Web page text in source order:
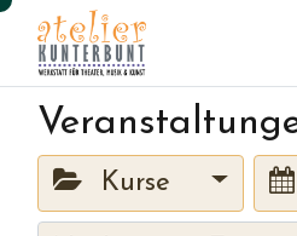
Kurse